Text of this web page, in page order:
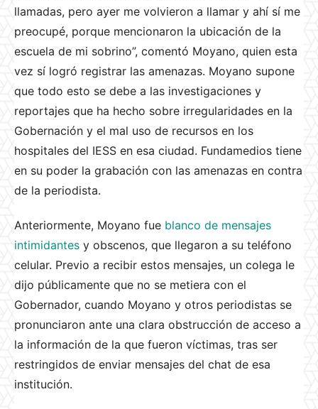
llamadas, pero ayer me volvieron a llamar y ahí sí me
preocupé, porque mencionaron la ubicación de la
escuela de mi sobrino”, comentó Moyano, quien esta
vez sí logró registrar las amenazas. Moyano supone
que todo esto se debe a las investigaciones y
reportajes que ha hecho sobre irregularidades en la
Gobernación y el mal uso de recursos en los
hospitales del IESS en esa ciudad. Fundamedios tiene
en su poder la grabación con las amenazas en contra
de la periodista.
Anteriormente, Moyano fue blanco de mensajes
intimidantes y obscenos, que llegaron a su teléfono
celular. Previo a recibir estos mensajes, un colega le
dijo públicamente que no se metiera con el
Gobernador, cuando Moyano y otros periodistas se
pronunciaron ante una clara obstrucción de acceso a
la información de la que fueron víctimas, tras ser
restringidos de enviar mensajes del chat de esa
institución.